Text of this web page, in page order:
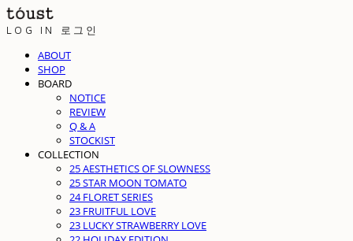
LOG IN 로그인
ABOUT
SHOP
BOARD
NOTICE
REVIEW
Q & A
STOCKIST
COLLECTION
25 AESTHETICS OF SLOWNESS
25 STAR MOON TOMATO
24 FLORET SERIES
23 FRUITFUL LOVE
23 LUCKY STRAWBERRY LOVE